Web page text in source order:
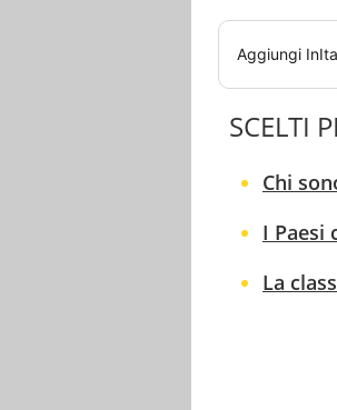
Aggiungi
SCELTI
Chi
I Paesi
La